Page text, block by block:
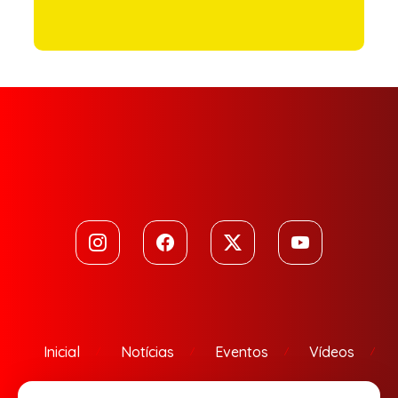
Inicial Notícias Eventos Vídeos